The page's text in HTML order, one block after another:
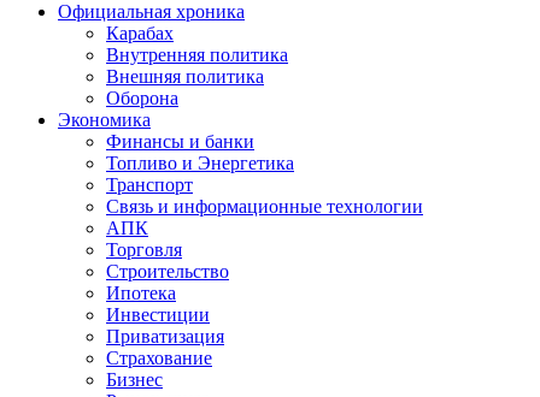
Официальная хроника
Карабах
Внутренняя политика
Внешняя политика
Оборона
Экономика
Финансы и банки
Топливо и Энергетика
Транспорт
Связь и информационные технологии
АПК
Торговля
Строительство
Ипотека
Инвестиции
Приватизация
Страхование
Бизнес